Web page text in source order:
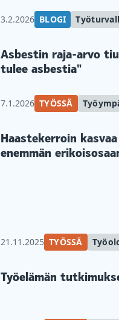
3.2.2026 BLOGI
Asbestin raja-arvo
tulee asbestia"
7.1.2026 TYÖSSÄ
Haastekerroin
enemmän
21.11.2025 TYÖSSÄ
Työelämän